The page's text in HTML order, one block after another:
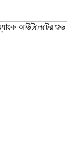
আউটলেটের শুভ